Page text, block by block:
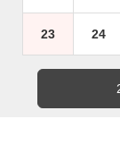
23 24